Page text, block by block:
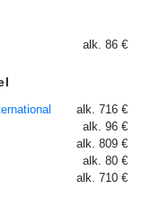
alk. 86 €
alk. 716 €
alk. 96 €
alk. 809 €
alk. 80 €
alk. 710 €